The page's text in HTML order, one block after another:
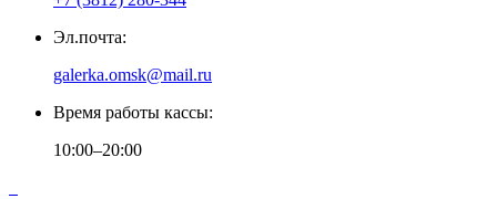
Эл.почта:
galerka.omsk@mail.ru
Время работы кассы:
10:00–20:00